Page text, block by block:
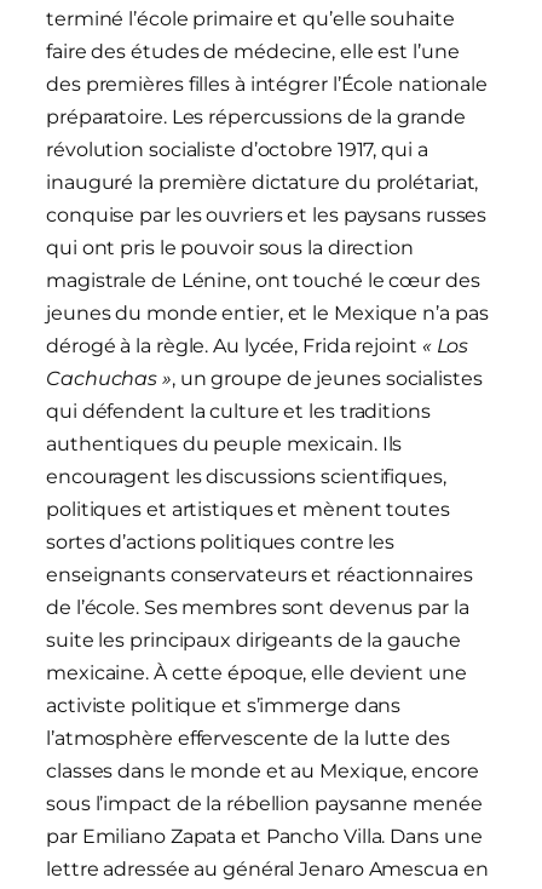
terminé l’école primaire et qu’elle souhaite
faire des études de médecine, elle est l’une
des premières filles à intégrer l’École nationale
préparatoire. Les répercussions de la grande
révolution socialiste d’octobre 1917, qui a
inauguré la première dictature du prolétariat,
conquise par les ouvriers et les paysans russes
qui ont pris le pouvoir sous la direction
magistrale de Lénine, ont touché le cœur des
jeunes du monde entier, et le Mexique n’a pas
dérogé à la règle. Au lycée, Frida rejoint « Los
Cachuchas », un groupe de jeunes socialistes
qui défendent la culture et les traditions
authentiques du peuple mexicain. Ils
encouragent les discussions scientifiques,
politiques et artistiques et mènent toutes
sortes d’actions politiques contre les
enseignants conservateurs et réactionnaires
de l’école. Ses membres sont devenus par la
suite les principaux dirigeants de la gauche
mexicaine. À cette époque, elle devient une
activiste politique et s’immerge dans
l’atmosphère effervescente de la lutte des
classes dans le monde et au Mexique, encore
sous l’impact de la rébellion paysanne menée
par Emiliano Zapata et Pancho Villa. Dans une
lettre adressée au général Jenaro Amescua en